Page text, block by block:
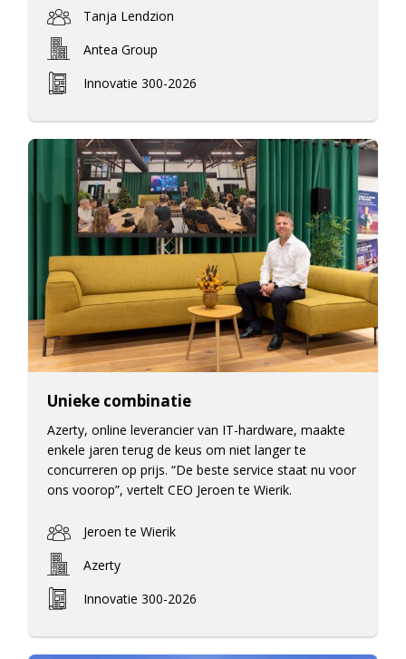
Tanja Lendzion
Antea Group
Innovatie 300-2026
Unieke combinatie
Azerty, online leverancier van IT-hardware, maakte
enkele jaren terug de keus om niet langer te
concurreren op prijs. “De beste service staat nu voor
ons voorop”, vertelt CEO Jeroen te Wierik.
Jeroen te Wierik
Azerty
Innovatie 300-2026